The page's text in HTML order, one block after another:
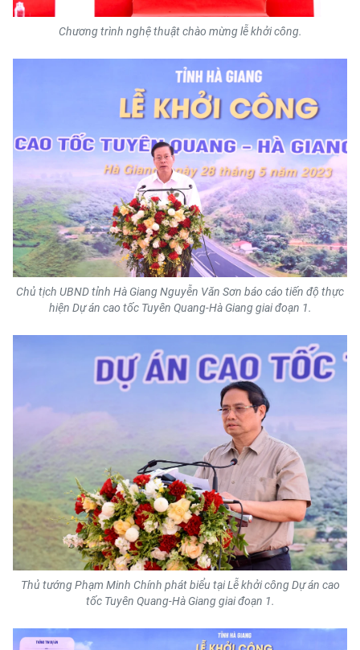
RADIO
Media Chính trị
Media Kinh tế
Media Văn hóa
Media Xã hội
Media Pháp luật
Media Du lịch
Media Thế giới
Media Thể thao
Media Y tế
Media Khoa học - Công nghệ
Media Môi trường
Ảnh
Chương trình nghệ thuật chào mừng lễ khởi công.
Chủ tịch UBND tỉnh Hà Giang Nguyễn Văn Sơn báo cáo tiến độ thực
hiện Dự án cao tốc Tuyên Quang-Hà Giang giai đoạn 1.
Thủ tướng Phạm Minh Chính phát biểu tại Lễ khởi công Dự án cao
tốc Tuyên Quang-Hà Giang giai đoạn 1.